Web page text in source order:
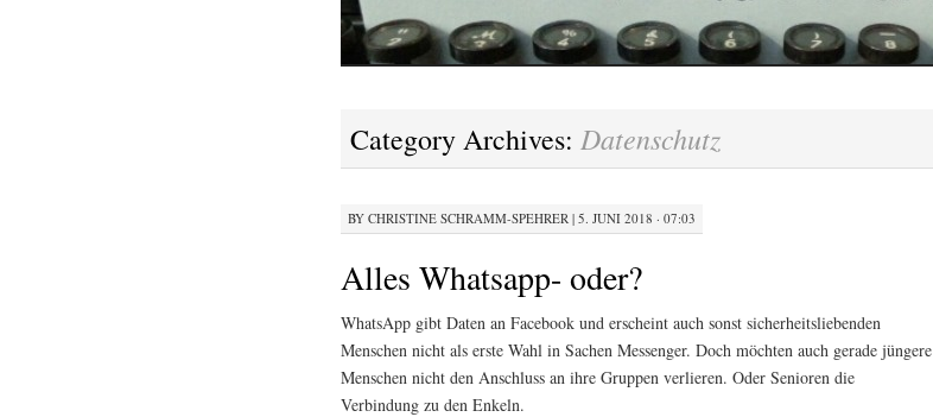
Category Archives: Datenschutz
BY CHRISTINE SCHRAMM-SPEHRER | 5. JUNI 2018 · 07:03
Alles Whatsapp- oder?
WhatsApp gibt Daten an Facebook und erscheint auch sonst sicherheitsliebenden
Menschen nicht als erste Wahl in Sachen Messenger. Doch möchten auch gerade jüngere
Menschen nicht den Anschluss an ihre Gruppen verlieren. Oder Senioren die
Verbindung zu den Enkeln.